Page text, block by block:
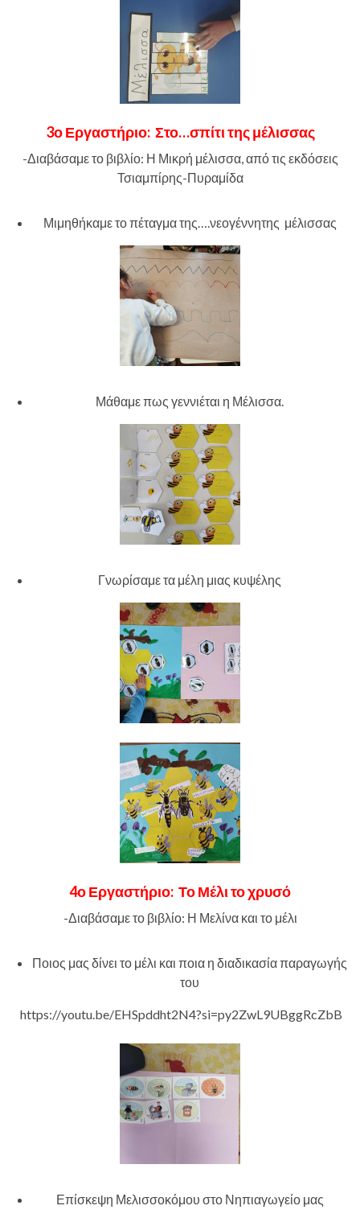
3ο Εργαστήριο: Στο…σπίτι της μέλισσας
-Διαβάσαμε το βιβλίο: Η Μικρή μέλισσα, από τις εκδόσεις
Τσιαμπίρης-Πυραμίδα
Μιμηθήκαμε το πέταγμα της….νεογέννητης μέλισσας
Μάθαμε πως γεννιέται η Μέλισσα.
Γνωρίσαμε τα μέλη μιας κυψέλης
4ο Εργαστήριο: Το Μέλι το χρυσό
-Διαβάσαμε το βιβλίο: Η Μελίνα και το μέλι
Ποιος μας δίνει το μέλι και ποια η διαδικασία παραγωγής
του
https://youtu.be/EHSpddht2N4?si=py2ZwL9UBggRcZbB
Επίσκεψη Μελισσοκόμου στο Νηπιαγωγείο μας